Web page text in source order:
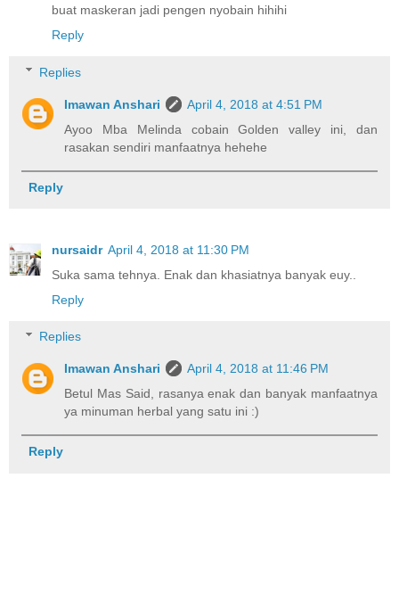
buat maskeran jadi pengen nyobain hihihi
Reply
Replies
Imawan Anshari
April 4, 2018 at 4:51 PM
Ayoo Mba Melinda cobain Golden valley ini, dan
rasakan sendiri manfaatnya hehehe
Reply
nursaidr April 4, 2018 at 11:30 PM
Suka sama tehnya. Enak dan khasiatnya banyak euy..
Reply
Replies
Imawan Anshari
April 4, 2018 at 11:46 PM
Betul Mas Said, rasanya enak dan banyak manfaatnya
ya minuman herbal yang satu ini :)
Reply